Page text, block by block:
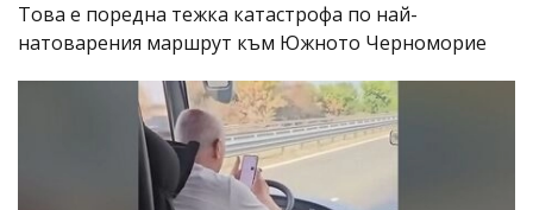
Това е поредна тежка катастрофа по най-
натоварения маршрут към Южното Черноморие